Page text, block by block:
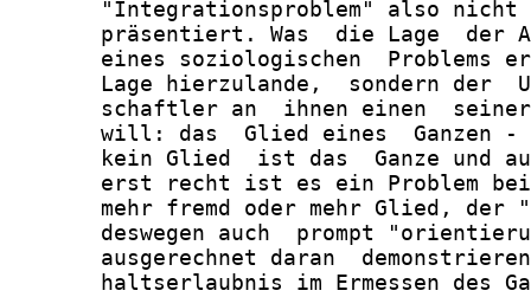
"Integrationsproblem" also
präsentiert. Was  die Lage  der
eines soziologischen  Problems
Lage hierzulande,  sondern der
schaftler an  ihnen einen
will: das  Glied eines  Ganzen
kein Glied  ist das  Ganze und
erst recht ist es ein Problem
mehr fremd oder mehr Glied, der
deswegen auch  prompt
ausgerechnet daran
haltserlaubnis im Ermessen des